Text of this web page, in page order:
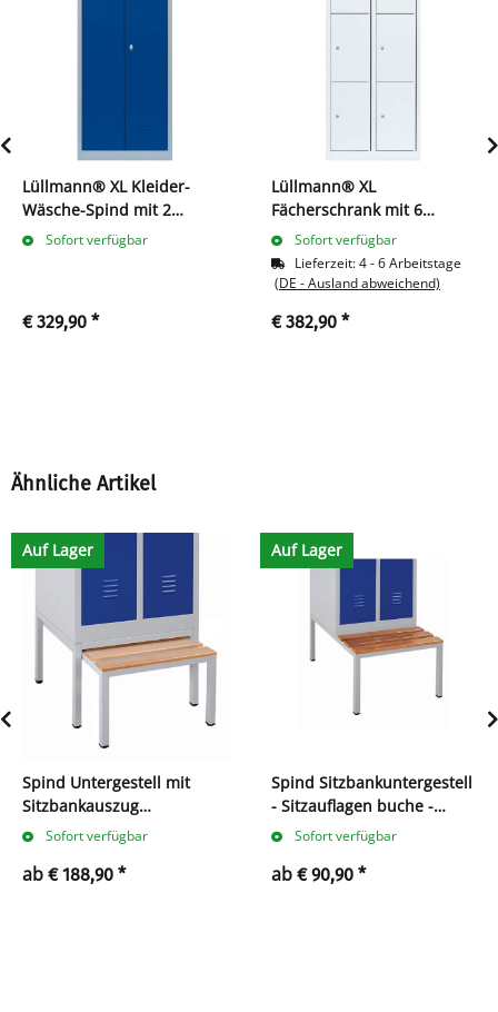
Lüllmann® XL Kleider-
Wäsche-Spind mit 2
Abteilen - grau/blau
Sofort verfügbar
€ 329,90 *
Lüllmann® XL
Fächerschrank mit 6
Fächern - weiß
Sofort verfügbar
Lieferzeit:4 - 6 Arbeitstage
(DE - Ausland abweichend)
€ 382,90 *
Ähnliche Artikel
Auf Lager
Spind Untergestell mit
Sitzbankauszug
buche/grau
Sofort verfügbar
ab € 188,90 *
Auf Lager
Spind Sitzbankuntergestell
- Sitzauflagen buche -
lichtgrau
Sofort verfügbar
ab € 90,90 *